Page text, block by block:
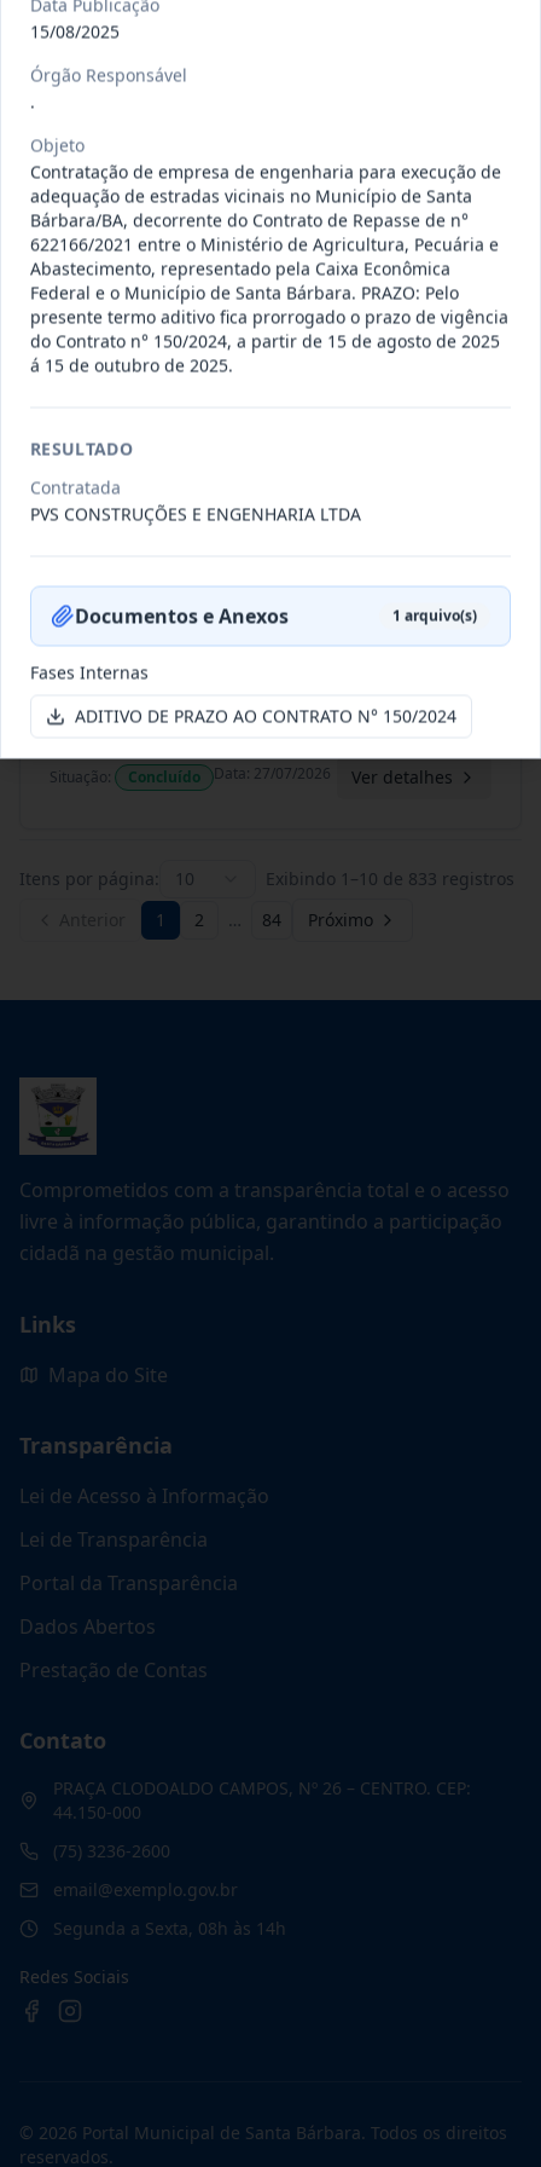
eventual contratação de e
Situação
014/2026
-
A presente Ata tem por objeto o
Registro de preços para even...
Situação : Concluído Data 06/08/2026 Ver detalhes
de
Serviços
196/2023
de
Situação: Concluído Data: 27/07/2026 Ver detalhes
Itens por página: 10 Exibindo 1 –10 de 833 registros
1 2 … 84 Próximo
Comprometidos com a transparência total e o acesso
livre à informação pública, garantindo a participação
cidadã na gestão municipal.
Links
Mapa do Site
Transparência
Lei de Acesso à Informação
Lei de Transparência
Portal da Transparência
Dados Abertos
Prestação de Contas
Contato
PRAÇA CLODOALDO CAMPOS, Nº 26 – CENTRO. CEP:
44.150-000
(75) 3236-2600
email@exemplo.gov.br
Segunda a Sexta, 08h às 14h
Redes Sociais
© 2026 Portal Municipal de Santa Bárbara. Todos os direitos
reservados.
Data Publicação
15/08/2025
Órgão Responsável
.
Objeto
Contratação de empresa de engenharia para execução de
adequação de estradas vicinais no Município de Santa
Bárbara/BA, decorrente do Contrato de Repasse de n°
622166/2021 entre o Ministério de Agricultura, Pecuária e
Abastecimento, representado pela Caixa Econômica
Federal e o Município de Santa Bárbara. PRAZO: Pelo
presente termo aditivo fica prorrogado o prazo de vigência
do Contrato n° 150/2024, a partir de 15 de agosto de 2025
á 15 de outubro de 2025.
RESULTADO
Contratada
PVS CONSTRUÇÕES E ENGENHARIA LTDA
Documentos e Anexos 1 arquivo(s)
Fases Internas
ADITIVO DE PRAZO AO CONTRATO N° 150/2024